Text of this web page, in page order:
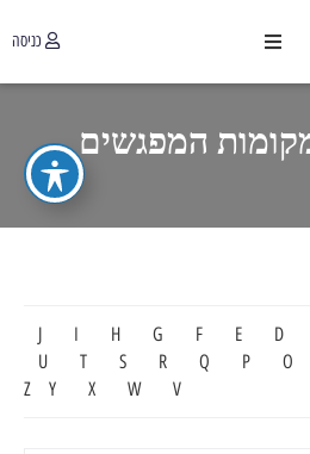
כניסה
המפגשים
D
E
F
G
H
I
J
O
P
Q
R
S
T
U
V
W
X
Y
Z